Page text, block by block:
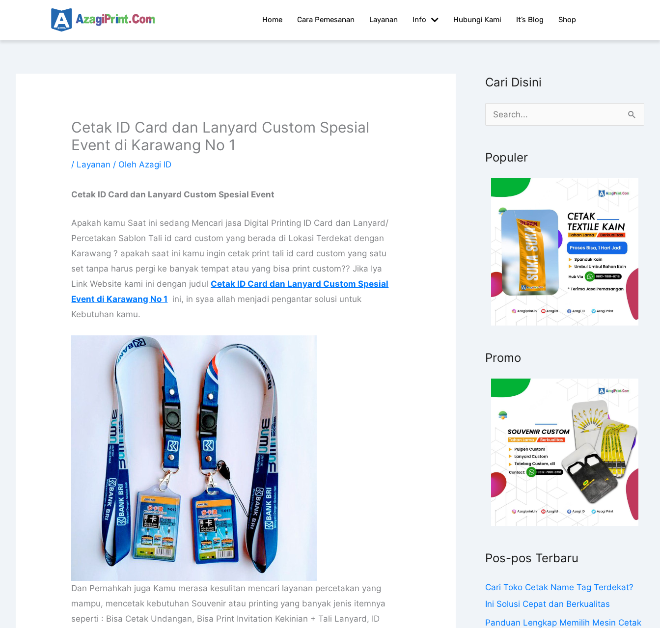
Home Cara Pemesanan Layanan Info Hubungi Kami It’s Blog Shop
Cetak ID Card dan Lanyard Custom Spesial
Event di Karawang No 1
/ Layanan / Oleh Azagi ID
Cetak ID Card dan Lanyard Custom Spesial Event
Apakah kamu Saat ini sedang Mencari jasa Digital Printing ID Card dan Lanyard/
Percetakan Sablon Tali id card custom yang berada di Lokasi Terdekat dengan
Karawang ? apakah saat ini kamu ingin cetak print tali id card custom yang satu
set tanpa harus pergi ke banyak tempat atau yang bisa print custom?? Jika Iya
Link Website kami ini dengan judul Cetak ID Card dan Lanyard Custom Spesial
Event di Karawang No 1 ini, in syaa allah menjadi pengantar solusi untuk
Kebutuhan kamu.
Dan Pernahkah juga Kamu merasa kesulitan mencari layanan percetakan yang
mampu, mencetak kebutuhan Souvenir atau printing yang banyak jenis itemnya
seperti : Bisa Cetak Undangan, Bisa Print Invitation Kekinian + Tali Lanyard, ID
Cari Disini
rPopuler
Promo
Pos-pos Terbaru
Cari Toko Cetak Name Tag Terdekat?
Ini Solusi Cepat dan Berkualitas
Panduan Lengkap Memilih Mesin Cetak